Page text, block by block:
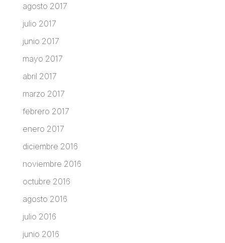
agosto 2017
julio 2017
junio 2017
mayo 2017
abril 2017
marzo 2017
febrero 2017
enero 2017
diciembre 2016
noviembre 2016
octubre 2016
agosto 2016
julio 2016
junio 2016